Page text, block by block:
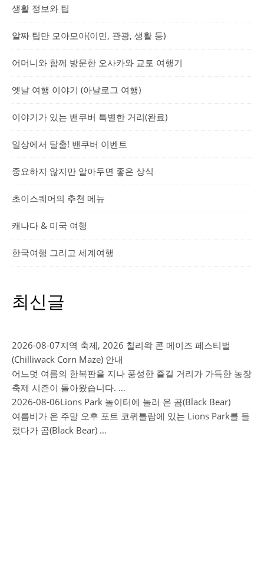
생활 정보와 팁
알짜 팁만 모아모아(이민, 관광, 생활 등)
어머니와 함께 방문한 오사카와 교토 여행기
옛날 여행 이야기 (아날로그 여행)
이야기가 있는 밴쿠버 특별한 거리(완료)
일상에서 탈출! 밴쿠버 이벤트
중요하지 않지만 알아두면 좋은 상식
초이스퀘어의 추천 메뉴
캐나다 & 미국 여행
한국여행 그리고 세계여행
최신글
2026-08-07지역 축제, 2026 칠리왁 콘 메이즈 페스티벌
(Chilliwack Corn Maze) 안내
어느덧 여름의 한복판을 지나 풍성한 즐길 거리가 가득한 농장
축제 시즌이 돌아왔습니다. …
2026-08-06Lions Park 놀이터에 놀러 온 곰(Black Bear)
여름비가 온 주말 오후 포트 코퀴틀람에 있는 Lions Park를 들
렀다가 곰(Black Bear) …